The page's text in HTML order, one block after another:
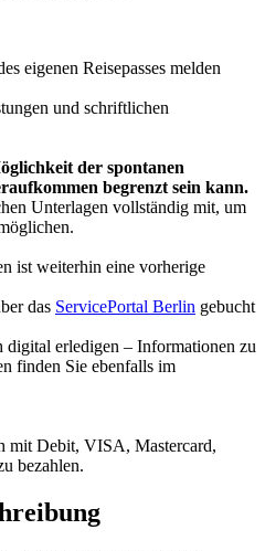
eigenen Reisepasses melden
und schriftlichen
der spontanen
begrenzt sein kann.
Unterlagen vollständig mit, um
ist weiterhin eine vorherige
das ServicePortal Berlin gebucht
erledigen – Informationen zu
finden Sie ebenfalls im
mit Debit, VISA, Mastercard,
bezahlen.